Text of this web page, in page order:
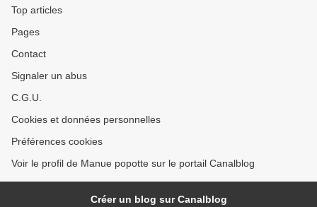
Top articles
Pages
Contact
Signaler un abus
C.G.U.
Cookies et données personnelles
Préférences cookies
Voir le profil de Manue popotte sur le portail Canalblog
Créer un blog sur Canalblog